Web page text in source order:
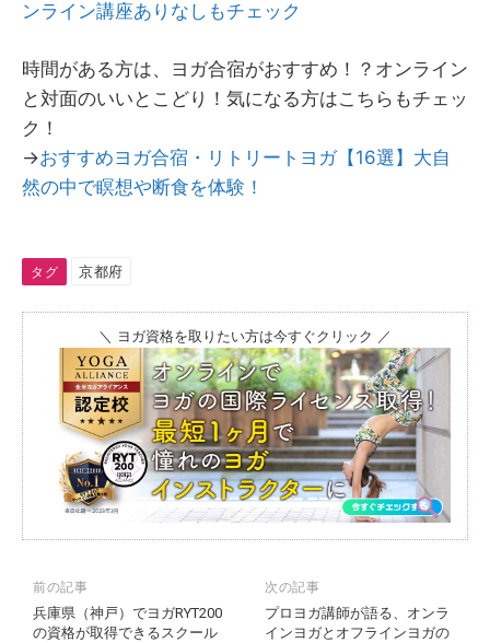
ンライン講座ありなしもチェック
時間がある方は、ヨガ合宿がおすすめ！？オンライン
と対面のいいとこどり！気になる方はこちらもチェッ
ク！
→おすすめヨガ合宿・リトリートヨガ【16選】大自
然の中で瞑想や断食を体験！
タグ 京都府
＼ ヨガ資格を取りたい方は今すぐクリック ／
前の記事
兵庫県（神戸）でヨガRYT200
の資格が取得できるスクール
次の記事
プロヨガ講師が語る、オンラ
インヨガとオフラインヨガの